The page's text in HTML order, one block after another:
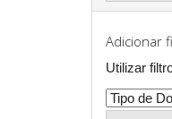
Adicionar
Utilizar